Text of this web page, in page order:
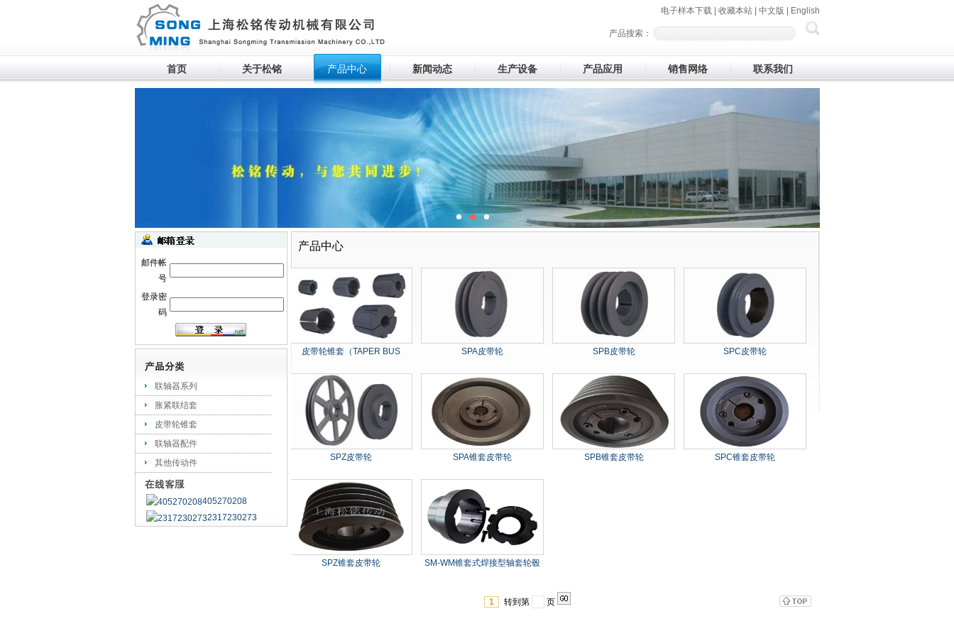
电子样本下载| 收藏本站| 中文版 English
产品搜索：
首页 关于松铭 产品中心 新闻动态 生产设备 产品应用 销售网络 联系我们
产品中心
皮带轮锥套（TAPER BUS SPA皮带轮 SPB皮带轮 SPC皮带轮
SPZ皮带轮 SPA锥套皮带轮 SPB锥套皮带轮 SPC锥套皮带轮
SPZ锥套皮带轮 SM-WM锥套式焊接型轴套轮毂
1 转到第 页
邮件帐
号
登录密
码
联轴器系列
胀紧联结套
皮带轮锥套
联轴器配件
其他传动件
405270208
2317230273